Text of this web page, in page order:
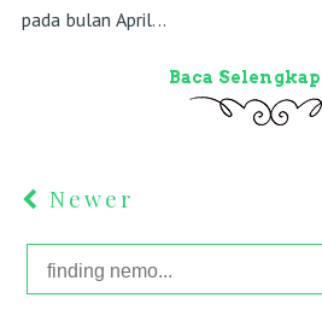
pada bulan April...
Baca
Newer